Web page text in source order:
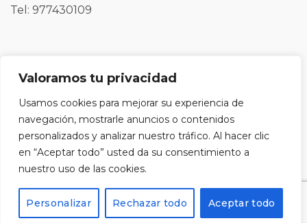
Valoramos tu privacidad
Usamos cookies para mejorar su experiencia de
navegación, mostrarle anuncios o contenidos
personalizados y analizar nuestro tráfico. Al hacer clic
en “Aceptar todo” usted da su consentimiento a
nuestro uso de las cookies.
Personalizar Rechazar todo Aceptar todo
Tel: 977430109
Registra't al nostre butlletí i rebràs un codi del 10%